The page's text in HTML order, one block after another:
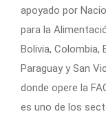
apoyado por
para la
Bolivia, Colombia,
Paraguay y San
donde opere la
es uno de los